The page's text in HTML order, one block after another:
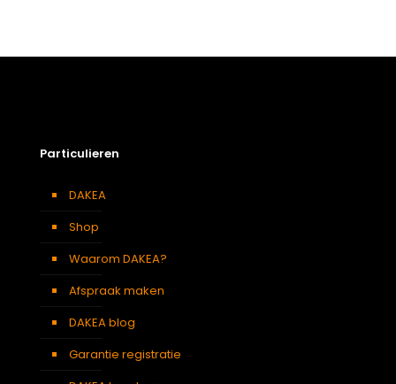
Particulieren
DAKEA
Shop
Waarom DAKEA?
Afspraak maken
DAKEA blog
Garantie registratie